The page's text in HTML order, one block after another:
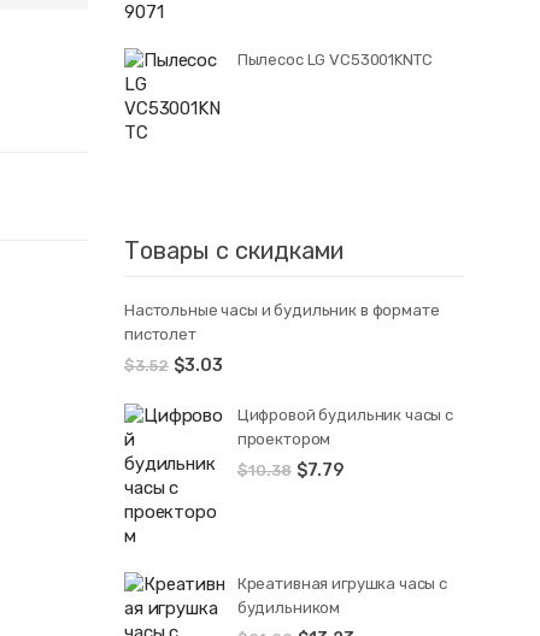
Пылесос LG VC53001KNTC
Товары с скидками
Настольные часы и будильник в формате
пистолет
$3.52 $3.03
Цифровой будильник часы с
проектором
$10.38 $7.79
Креативная игрушка часы c
будильником